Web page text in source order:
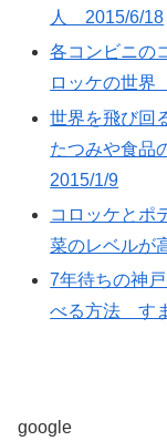
人 2015/6/18
各コンビニの
ロッケの世
世界を飛び回
たつみや食
2015/1/9
コロッケとポ
菜のレベル
7年待ちの神
べる方法 す
google